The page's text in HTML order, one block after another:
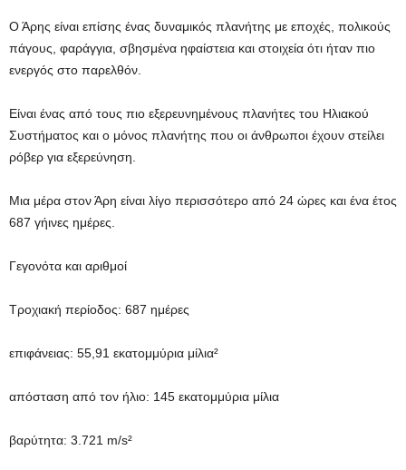
Ο Άρης είναι επίσης ένας δυναμικός πλανήτης με εποχές, πολικούς
πάγους, φαράγγια, σβησμένα ηφαίστεια και στοιχεία ότι ήταν πιο
ενεργός στο παρελθόν.
Είναι ένας από τους πιο εξερευνημένους πλανήτες του Ηλιακού
Συστήματος και ο μόνος πλανήτης που οι άνθρωποι έχουν στείλει
ρόβερ για εξερεύνηση.
Μια μέρα στον Άρη είναι λίγο περισσότερο από 24 ώρες και ένα έτος
687 γήινες ημέρες.
Γεγονότα και αριθμοί
Τροχιακή περίοδος: 687 ημέρες
επιφάνειας: 55,91 εκατομμύρια μίλια²
απόσταση από τον ήλιο: 145 εκατομμύρια μίλια
βαρύτητα: 3.721 m/s²